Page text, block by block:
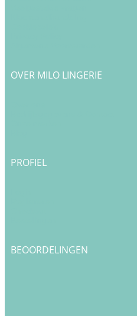
OVER MILO LINGERIE
PROFIEL
BEOORDELINGEN